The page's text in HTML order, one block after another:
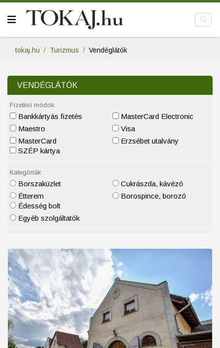
tokaj.hu Turizmus Vendéglátók
VENDÉGLÁTÓK
Fizetési módok
Bankkártyás fizetés
Maestro
MasterCard
MasterCard Electronic
Visa
Erzsébet utalvány
SZÉP kártya
Kategóriák
Borszaküzlet
Étterem
Cukrászda, kávézó
Borospince, borozó
Édesség bolt
Egyéb szolgáltatók